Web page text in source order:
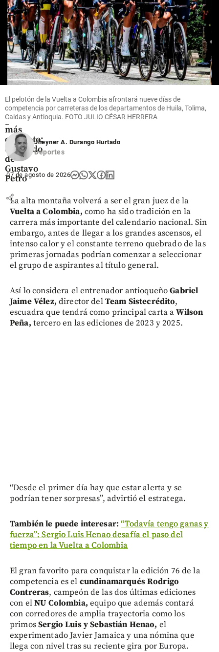
Oriente
antioqueño
share
Mascotas
share
share
Columnistas
El
gobierno
más
corrupto:
el legado
de
Gustavo
Petro
share
El pelotón de la Vuelta a Colombia afrontará nueve días de
competencia por carreteras de los departamentos de Huila, Tolima,
Caldas y Antioquia. FOTO JULIO CÉSAR HERRERA
Jheyner A. Durango Hurtado
Deportes
07 de agosto de 2026
La alta montaña volverá a ser el gran juez de la
Vuelta a Colombia, como ha sido tradición en la
carrera más importante del calendario nacional. Sin
embargo, antes de llegar a los grandes ascensos, el
intenso calor y el constante terreno quebrado de las
primeras jornadas podrían comenzar a seleccionar
el grupo de aspirantes al título general.
Así lo considera el entrenador antioqueñoGabriel
Jaime Vélez, director delTeam Sistecrédito,
escuadra que tendrá como principal carta aWilson
Peña, tercero en las ediciones de 2023 y 2025.
“Desde el primer día hay que estar alerta y se
podrían tener sorpresas”, advirtió el estratega.
También le puede interesar: “Todavía tengo ganas y
fuerza”: Sergio Luis Henao desafía el paso del
tiempo en la Vuelta a Colombia
El gran favorito para conquistar la edición 76 de la
competencia es el cundinamarqués Rodrigo
Contreras, campeón de las dos últimas ediciones
con elNU Colombia, equipo que además contará
con corredores de amplia trayectoria como los
primosSergio Luis y Sebastián Henao, el
experimentado Javier Jamaica y una nómina que
llega con nivel tras su reciente gira por Europa.